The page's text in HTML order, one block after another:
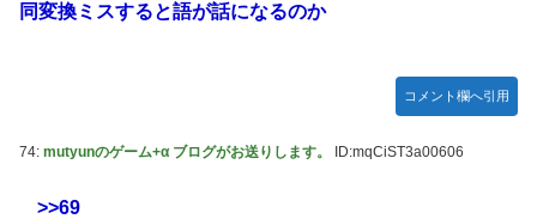
同変換ミスすると語が話になるのか
コメント欄へ引用
74: mutyunのゲーム+α ブログがお送りします。 ID:mqCiST3a00606
>>69